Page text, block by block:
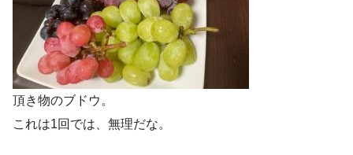
頂き物のブドウ。
これは1回では、無理だな。